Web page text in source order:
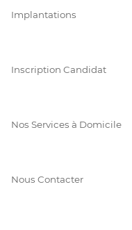
Implantations
Inscription Candidat
Nos Services à Domicile
Nous Contacter